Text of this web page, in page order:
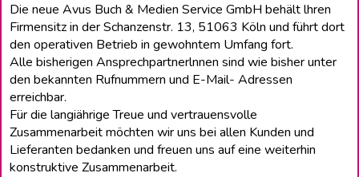
Die neue Avus Buch & Medien Service GmbH behält lhren
Firmensitz in der Schanzenstr. 13, 51063 Köln und führt dort
den operativen Betrieb in gewohntem Umfang fort.
Alle bisherigen Ansprechpartnerlnnen sind wie bisher unter
den bekannten Rufnummern und E-Mail- Adressen
erreichbar.
Für die langiährige Treue und vertrauensvolle
Zusammenarbeit möchten wir uns bei allen Kunden und
Lieferanten bedanken und freuen uns auf eine weiterhin
konstruktive Zusammenarbeit.